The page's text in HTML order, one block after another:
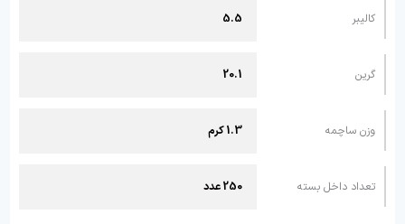
کالیبر 5.5
گرین 20.1
وزن ساچمه 1.3 کرم
تعداد داخل بسته 250 عدد